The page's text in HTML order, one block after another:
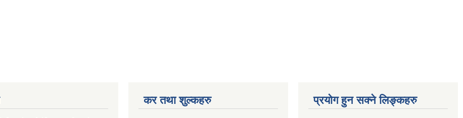
कर तथा शुल्कहरु प्रयोग हुन सक्ने लिङ्कहरु